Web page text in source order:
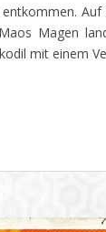
Magen
mit einem